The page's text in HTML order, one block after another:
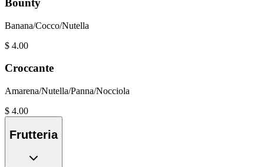
Bounty
Banana/Cocco/Nutella
$ 4.00
Croccante
Amarena/Nutella/Panna/Nocciola
$ 4.00
Frutteria